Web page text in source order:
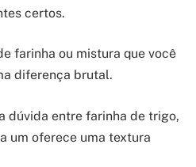
certos.
farinha ou mistura que você
diferença brutal.
dúvida entre farinha de trigo,
um oferece uma textura